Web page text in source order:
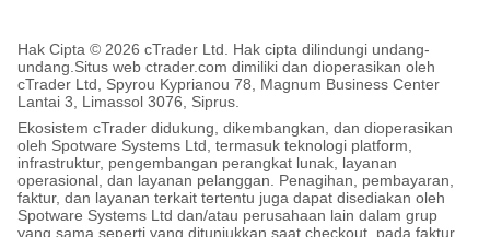
Hak Cipta © 2026 cTrader Ltd. Hak cipta dilindungi undang-
undang. Situs web ctrader.com dimiliki dan dioperasikan oleh
cTrader Ltd, Spyrou Kyprianou 78, Magnum Business Center
Lantai 3, Limassol 3076, Siprus.
Ekosistem cTrader didukung, dikembangkan, dan dioperasikan
oleh Spotware Systems Ltd, termasuk teknologi platform,
infrastruktur, pengembangan perangkat lunak, layanan
operasional, dan layanan pelanggan. Penagihan, pembayaran,
faktur, dan layanan terkait tertentu juga dapat disediakan oleh
Spotware Systems Ltd dan/atau perusahaan lain dalam grup
yang sama seperti yang ditunjukkan saat checkout, pada faktur,